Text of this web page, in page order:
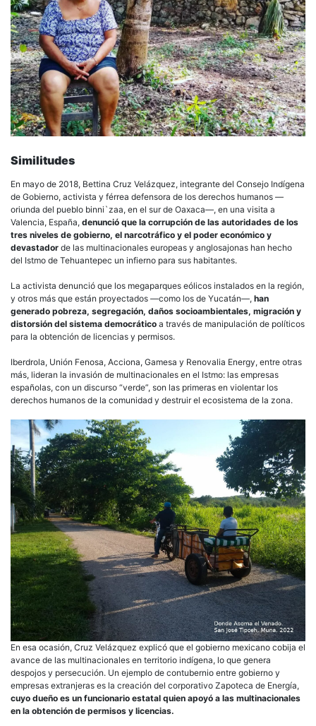
Similitudes
En mayo de 2018, Bettina Cruz Velázquez, integrante del Consejo Indígena
de Gobierno, activista y férrea defensora de los derechos humanos —
oriunda del pueblo binni`zaa, en el sur de Oaxaca—, en una visita a
Valencia, España, denunció que la corrupción de las autoridades de los
tres niveles de gobierno, el narcotráfico y el poder económico y
devastador de las multinacionales europeas y anglosajonas han hecho
del Istmo de Tehuantepec un infierno para sus habitantes.
La activista denunció que los megaparques eólicos instalados en la región,
y otros más que están proyectados —como los de Yucatán—, han
generado pobreza, segregación, daños socioambientales, migración y
distorsión del sistema democrático a través de manipulación de políticos
para la obtención de licencias y permisos.
Iberdrola, Unión Fenosa, Acciona, Gamesa y Renovalia Energy, entre otras
más, lideran la invasión de multinacionales en el Istmo: las empresas
españolas, con un discurso “verde”, son las primeras en violentar los
derechos humanos de la comunidad y destruir el ecosistema de la zona.
En esa ocasión, Cruz Velázquez explicó que el gobierno mexicano cobija el
avance de las multinacionales en territorio indígena, lo que genera
despojos y persecución. Un ejemplo de contubernio entre gobierno y
empresas extranjeras es la creación del corporativo Zapoteca de Energía,
cuyo dueño es un funcionario estatal quien apoyó a las multinacionales
en la obtención de permisos y licencias.